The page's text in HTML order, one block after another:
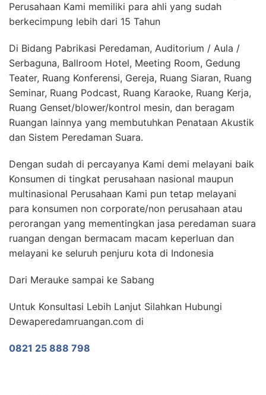
Perusahaan Kami memiliki para ahli yang sudah
berkecimpung lebih dari 15 Tahun
Di Bidang Pabrikasi Peredaman, Auditorium / Aula /
Serbaguna, Ballroom Hotel, Meeting Room, Gedung
Teater, Ruang Konferensi, Gereja, Ruang Siaran, Ruang
Seminar, Ruang Podcast, Ruang Karaoke, Ruang Kerja,
Ruang Genset/blower/kontrol mesin, dan beragam
Ruangan lainnya yang membutuhkan Penataan Akustik
dan Sistem Peredaman Suara.
Dengan sudah di percayanya Kami demi melayani baik
Konsumen di tingkat perusahaan nasional maupun
multinasional Perusahaan Kami pun tetap melayani
para konsumen non corporate/non perusahaan atau
perorangan yang mementingkan jasa peredaman suara
ruangan dengan bermacam macam keperluan dan
melayani ke seluruh penjuru kota di Indonesia
Dari Merauke sampai ke Sabang
Untuk Konsultasi Lebih Lanjut Silahkan Hubungi
Dewaperedamruangan.com di
0821 25 888 798